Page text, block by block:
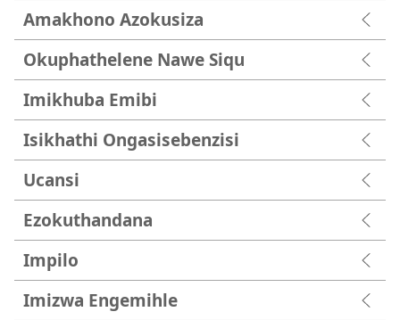
Amakhono Azokusiza
Okuphathelene Nawe Siqu
Imikhuba Emibi
Isikhathi Ongasisebenzisi
Ucansi
Ezokuthandana
Impilo
Imizwa Engemihle